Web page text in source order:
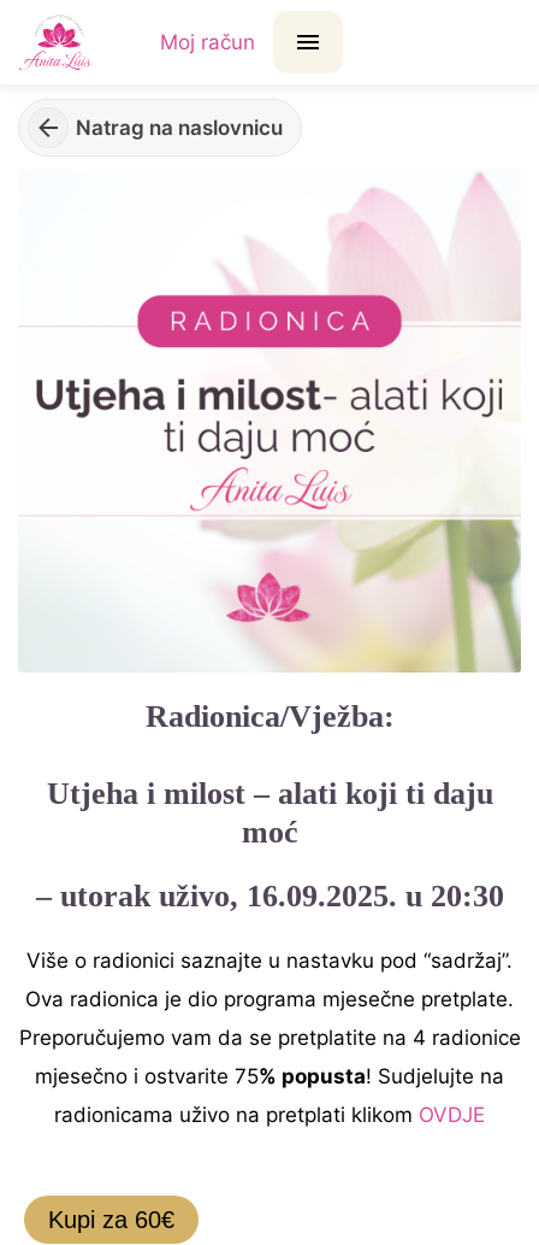
Moj račun
Natrag na naslovnicu
Radionica/Vježba:
Utjeha i milost – alati koji ti daju
moć
– utorak uživo, 16.09.2025. u 20:30
Više o radionici saznajte u nastavku pod “sadržaj”.
Ova radionica je dio programa mjesečne pretplate.
Preporučujemo vam da se pretplatite na 4 radionice
mjesečno i ostvarite 75% popusta! Sudjelujte na
radionicama uživo na pretplati klikom OVDJE
Kupi za 60€